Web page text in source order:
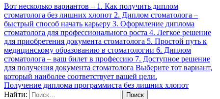
Вот несколько вариантов – 1. Как получить диплом
стоматолога без лишних хлопот 2. Диплом стоматолога –
быстрый способ начать карьеру 3. Оформление диплома
стоматолога для профессионального роста 4. Легкое решение
для приобретения документа стоматолога 5. Простой путь к
медицинскому образованию в стоматологии 6. Диплом
стоматолога – ваш билет в профессию 7. Доступное решение
для получения документа стоматолога Выберите тот вариант,
который наиболее соответствует вашей цели.
Получение диплома программиста без лишних хлопот
Найти: